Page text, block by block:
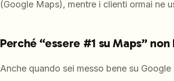
(Google Maps), mentre i clienti ormai ne
Perché “essere #1 su Maps”
Anche quando sei messo bene su